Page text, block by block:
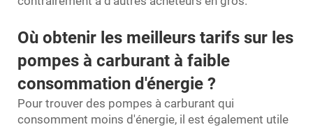
Où obtenir les meilleurs tarifs sur les
pompes à carburant à faible
consommation d'énergie ?
Pour trouver des pompes à carburant qui
consomment moins d'énergie, il est également utile